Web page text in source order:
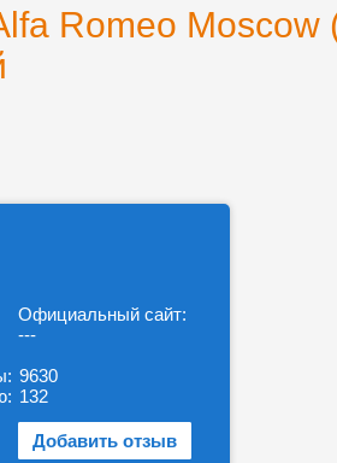
Romeo Moscow
Официальный сайт:
---
9630
132
Добавить отзыв